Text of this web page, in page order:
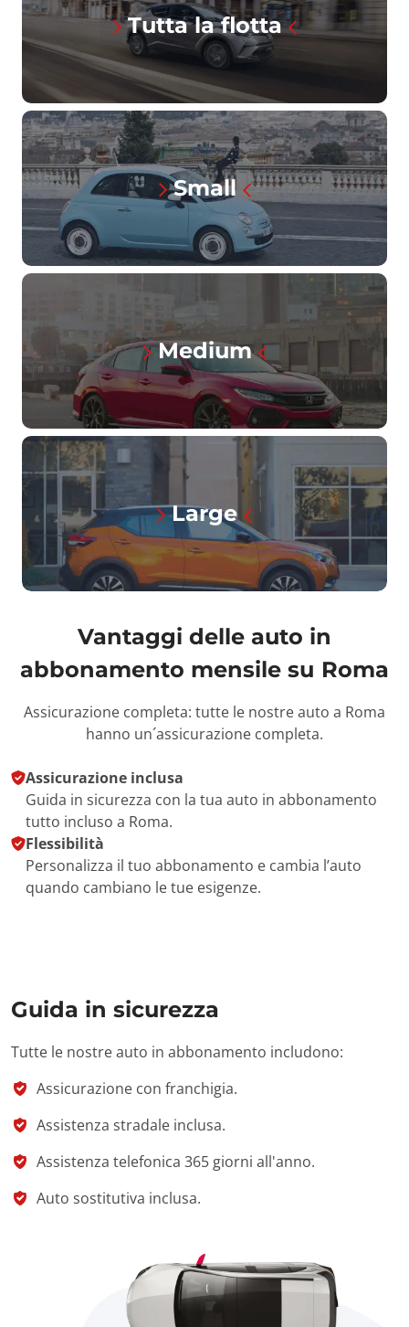
Tutta la flotta
Small
Medium
Large
Vantaggi delle auto in
abbonamento mensile su Roma
Assicurazione completa: tutte le nostre auto a Roma
hanno un´assicurazione completa.
Assicurazione inclusa
Guida in sicurezza con la tua auto in abbonamento
tutto incluso a Roma.
Flessibilità
Personalizza il tuo abbonamento e cambia l’auto
quando cambiano le tue esigenze.
Guida in sicurezza
Tutte le nostre auto in abbonamento includono:
Assicurazione con franchigia.
Assistenza stradale inclusa.
Assistenza telefonica 365 giorni all'anno.
Auto sostitutiva inclusa.